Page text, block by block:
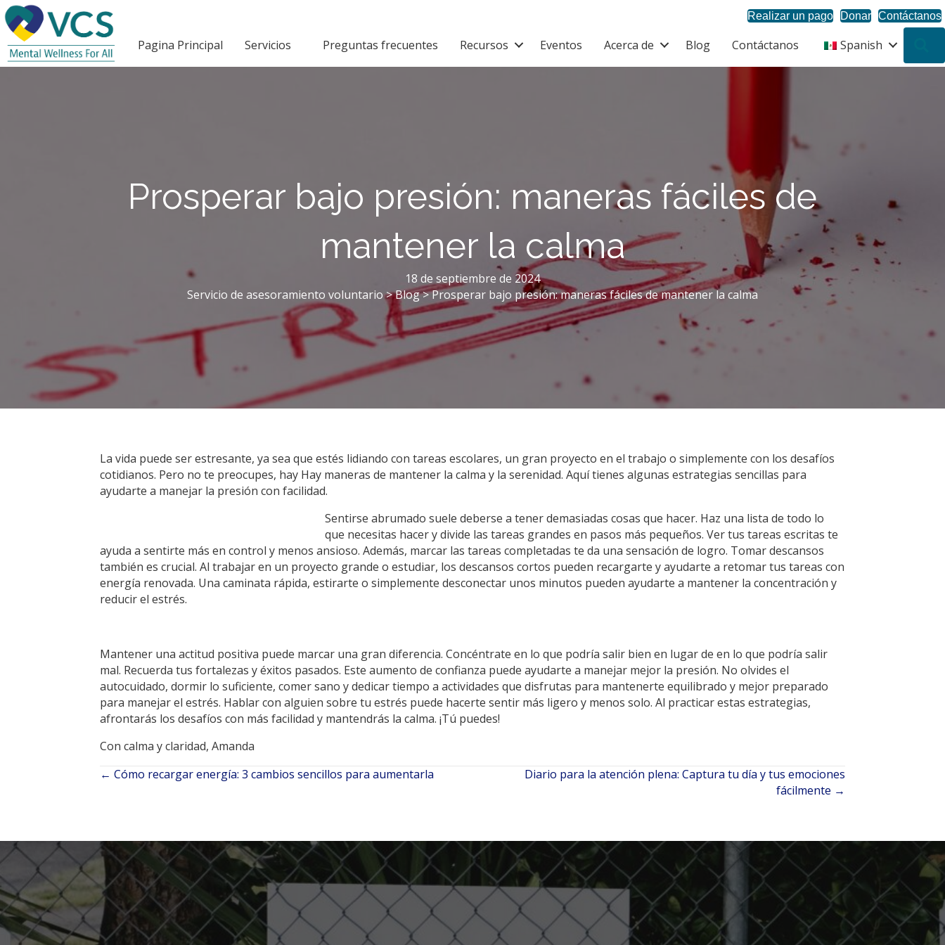
Realizar un pago Donar Contáctanos
Pagina Principal Servicios Preguntas frecuentes Recursos Eventos Acerca de Blog Contáctanos Spanish
Prosperar bajo presión: maneras fáciles de
mantener la calma
18 de septiembre de 2024
Servicio de asesoramiento voluntario>Blog>Prosperar bajo presión: maneras fáciles de mantener la calma
La vida puede ser estresante, ya sea que estés lidiando con tareas escolares, un gran proyecto en el trabajo o simplemente con los desafíos
cotidianos. Pero no te preocupes, hay Hay maneras de mantener la calma y la serenidad. Aquí tienes algunas estrategias sencillas para
ayudarte a manejar la presión con facilidad.
Sentirse abrumado suele deberse a tener demasiadas cosas que hacer. Haz una lista de todo lo
que necesitas hacer y divide las tareas grandes en pasos más pequeños. Ver tus tareas escritas te
ayuda a sentirte más en control y menos ansioso. Además, marcar las tareas completadas te da una sensación de logro. Tomar descansos
también es crucial. Al trabajar en un proyecto grande o estudiar, los descansos cortos pueden recargarte y ayudarte a retomar tus tareas con
energía renovada. Una caminata rápida, estirarte o simplemente desconectar unos minutos pueden ayudarte a mantener la concentración y
reducir el estrés.
Mantener una actitud positiva puede marcar una gran diferencia. Concéntrate en lo que podría salir bien en lugar de en lo que podría salir
mal. Recuerda tus fortalezas y éxitos pasados. Este aumento de confianza puede ayudarte a manejar mejor la presión. No olvides el
autocuidado, dormir lo suficiente, comer sano y dedicar tiempo a actividades que disfrutas para mantenerte equilibrado y mejor preparado
para manejar el estrés. Hablar con alguien sobre tu estrés puede hacerte sentir más ligero y menos solo. Al practicar estas estrategias,
afrontarás los desafíos con más facilidad y mantendrás la calma. ¡Tú puedes!
Con calma y claridad, Amanda
Navegación
entradas
← Cómo recargar energía: 3 cambios sencillos para aumentarla
Diario para la atención plena: Captura tu día y tus emociones
fácilmente →